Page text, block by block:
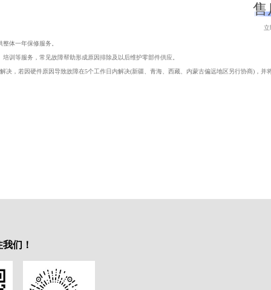
售
立
体一年保修服务。
训等服务，常见故障帮助形成原因排除及以后维护零部件供应。
决，若因硬件原因导致故障在5个工作日内解决(新疆、青海、西藏、内蒙古偏远地区另行协商)，
们！